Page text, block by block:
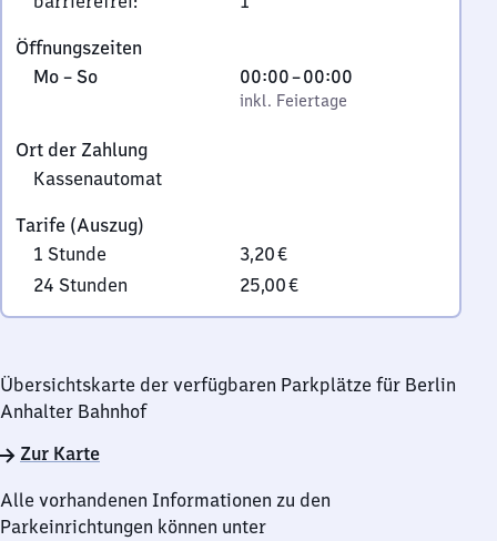
9
6
Öffnungszeiten
Montag
Mo – So,
00:00–00:00
Von
0
inkl. Feiertage
Ort der Zahlung
Kassenautomat
Tarife (Auszug)
1 Stunde
3,20 €
24 Stunden
25,00 €
Übersichtskarte der verfügbaren Parkplätze für Berlin
Anhalter Bahnhof
Zur Karte
Alle vorhandenen Informationen zu den
Parkeinrichtungen können unter